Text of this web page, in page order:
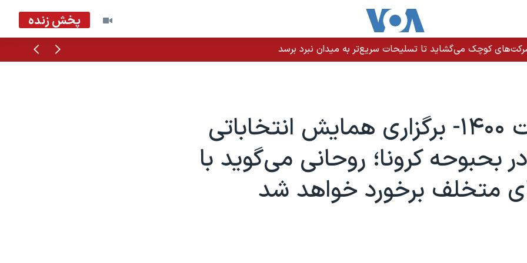
پخش زنده
قبلی کوچک می‌گشاید تا تسلیحات سریع‌تر به میدان نبرد برسد
انتخابات ۱۴۰۰- برگزاری همایش انتخاباتی
بحبوحه کرونا؛ روحانی می‌گوید با
متخلف برخورد خواهد شد